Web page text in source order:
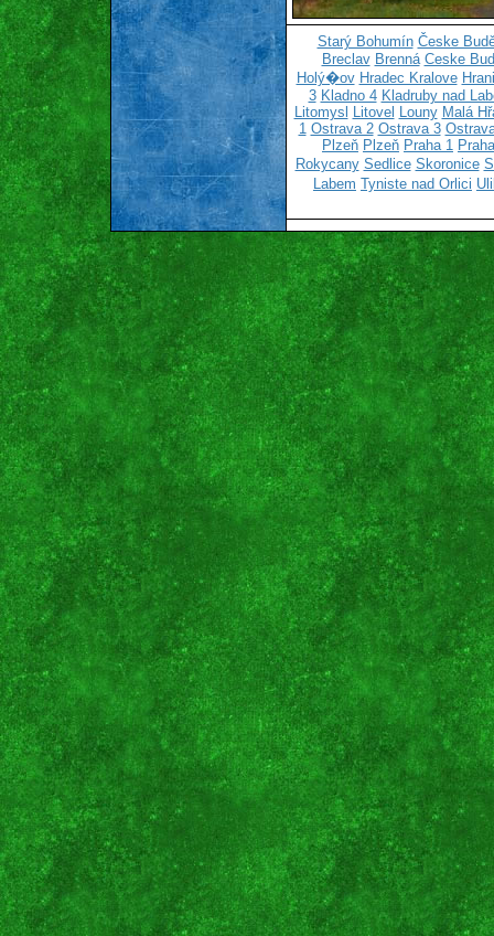
Starý Bohumín Česke
Breclav Brenná Ceske
Holý�ov Hradec Kralove
3 Kladno 4 Kladruby nad
Litomysl
Litovel Louny Malá
1 Ostrava 2 Ostrava 3
Plzeň Plzeň Praha 1
Rokycany Sedlice Skoronice
Labem Tyniste nad Orlici